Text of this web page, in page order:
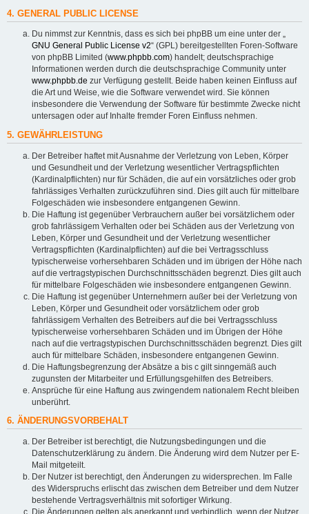
4. GENERAL PUBLIC LICENSE
Du nimmst zur Kenntnis, dass es sich bei phpBB um eine unter der „
GNU General Public License v2“ (GPL) bereitgestellten Foren-Software
von phpBB Limited (www.phpbb.com) handelt; deutschsprachige
Informationen werden durch die deutschsprachige Community unter
www.phpbb.de zur Verfügung gestellt. Beide haben keinen Einfluss auf
die Art und Weise, wie die Software verwendet wird. Sie können
insbesondere die Verwendung der Software für bestimmte Zwecke nicht
untersagen oder auf Inhalte fremder Foren Einfluss nehmen.
5. GEWÄHRLEISTUNG
Der Betreiber haftet mit Ausnahme der Verletzung von Leben, Körper
und Gesundheit und der Verletzung wesentlicher Vertragspflichten
(Kardinalpflichten) nur für Schäden, die auf ein vorsätzliches oder grob
fahrlässiges Verhalten zurückzuführen sind. Dies gilt auch für mittelbare
Folgeschäden wie insbesondere entgangenen Gewinn.
Die Haftung ist gegenüber Verbrauchern außer bei vorsätzlichem oder
grob fahrlässigem Verhalten oder bei Schäden aus der Verletzung von
Leben, Körper und Gesundheit und der Verletzung wesentlicher
Vertragspflichten (Kardinalpflichten) auf die bei Vertragsschluss
typischerweise vorhersehbaren Schäden und im übrigen der Höhe nach
auf die vertragstypischen Durchschnittsschäden begrenzt. Dies gilt auch
für mittelbare Folgeschäden wie insbesondere entgangenen Gewinn.
Die Haftung ist gegenüber Unternehmern außer bei der Verletzung von
Leben, Körper und Gesundheit oder vorsätzlichem oder grob
fahrlässigem Verhalten des Betreibers auf die bei Vertragsschluss
typischerweise vorhersehbaren Schäden und im Übrigen der Höhe
nach auf die vertragstypischen Durchschnittsschäden begrenzt. Dies gilt
auch für mittelbare Schäden, insbesondere entgangenen Gewinn.
Die Haftungsbegrenzung der Absätze a bis c gilt sinngemäß auch
zugunsten der Mitarbeiter und Erfüllungsgehilfen des Betreibers.
Ansprüche für eine Haftung aus zwingendem nationalem Recht bleiben
unberührt.
6. ÄNDERUNGSVORBEHALT
Der Betreiber ist berechtigt, die Nutzungsbedingungen und die
Datenschutzerklärung zu ändern. Die Änderung wird dem Nutzer per E-
Mail mitgeteilt.
Der Nutzer ist berechtigt, den Änderungen zu widersprechen. Im Falle
des Widerspruchs erlischt das zwischen dem Betreiber und dem Nutzer
bestehende Vertragsverhältnis mit sofortiger Wirkung.
Die Änderungen gelten als anerkannt und verbindlich, wenn der Nutzer